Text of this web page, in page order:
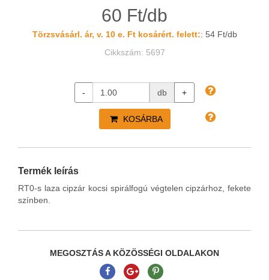
60 Ft/db
Törzsvásárl. ár, v. 10 e. Ft kosárért. felett:: 54 Ft/db
Cikkszám: 5697
- db +
KOSÁRBA
Termék leírás
RT0-s laza cipzár kocsi spirálfogú végtelen cipzárhoz, fekete
színben.
MEGOSZTÁS A KÖZÖSSÉGI OLDALAKON